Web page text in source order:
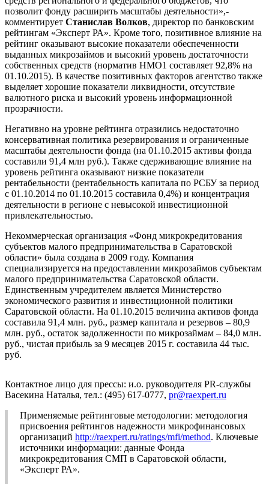
позволит фонду расширить масштабы деятельности»,-
комментирует Станислав Волков, директор по банковским
рейтингам «Эксперт РА». Кроме того, позитивное влияние на
рейтинг оказывают высокие показатели обеспеченности
выданных микрозаймов и высокий уровень достаточности
собственных средств (норматив НМО1 составляет 92,8% на
01.10.2015). В качестве позитивных факторов агентство также
выделяет хорошие показатели ликвидности, отсутствие
валютного риска и высокий уровень информационной
прозрачности.
Негативно на уровне рейтинга отразились недостаточно
консервативная политика резервирования и ограниченные
масштабы деятельности фонда (на 01.10.2015 активы фонда
составили 91,4 млн руб.). Также сдерживающие влияние на
уровень рейтинга оказывают низкие показатели
рентабельности (рентабельность капитала по РСБУ за период
с 01.10.2014 по 01.10.2015 составила 0,4%) и концентрация
деятельности в регионе с невысокой инвестиционной
привлекательностью.
Некоммерческая организация «Фонд микрокредитования
субъектов малого предпринимательства в Саратовской
области» была создана в 2009 году. Компания
специализируется на предоставлении микрозаймов субъектам
малого предпринимательства Саратовской области.
Единственным учредителем является Министерство
экономического развития и инвестиционной политики
Саратовской области. На 01.10.2015 величина активов фонда
составила 91,4 млн. руб., размер капитала и резервов – 80,9
млн. руб., остаток задолженности по микрозаймам – 84,0 млн.
руб., чистая прибыль за 9 месяцев 2015 г. составила 44 тыс.
руб.
Контактное лицо для прессы: и.о. руководителя PR-службы
Васекина Наталья, тел.: (495) 617-0777, pr@raexpert.ru
Применяемые рейтинговые методологии: методология
присвоения рейтингов надежности микрофинансовых
организаций http://raexpert.ru/ratings/mfi/method. Ключевые
источники информации: данные Фонда
микрокредитования СМП в Саратовской области,
«Эксперт РА».